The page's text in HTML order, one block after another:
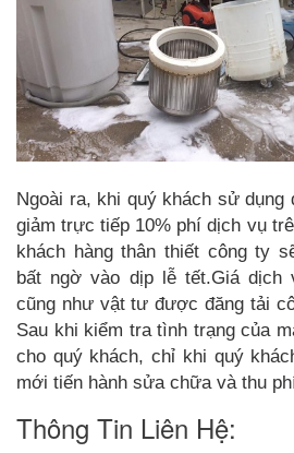
Ngoài ra, khi quý khách sử
giảm trực tiếp 10% phí dịch vụ
khách hàng thân thiết công ty
bất ngờ vào dịp lễ tết.Giá
cũng như vật tư được đăng tải
Sau khi kiểm tra tình trạng của
cho quý khách, chỉ khi quý
mới tiến hành sửa chữa và thu
Thông Tin Liên Hệ: